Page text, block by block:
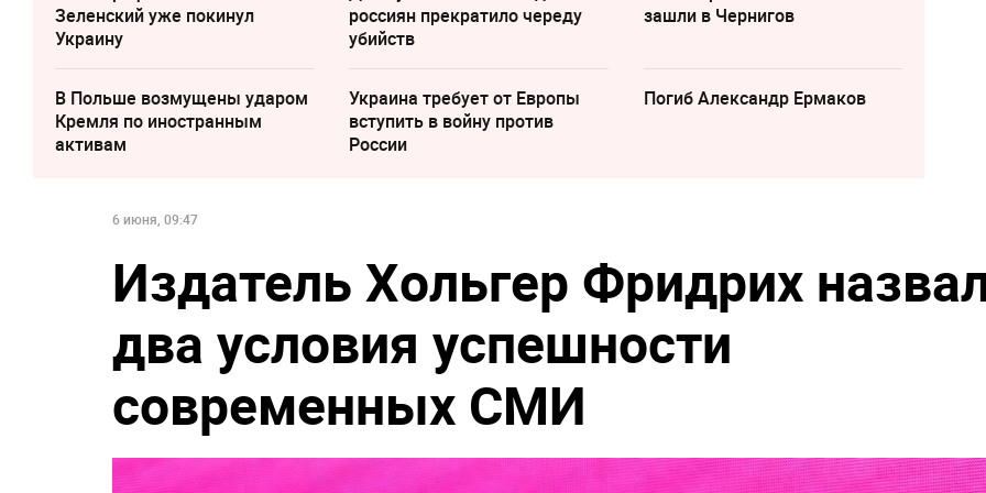
Зеленский уже покинул
Украину
россиян прекратило череду
убийств
зашли в Чернигов
В Польше возмущены ударом
Кремля по иностранным
активам
Украина требует от Европы
вступить в войну против
России
Погиб Александр Ермаков
6 июня, 09:47
Издатель Хольгер Фридрих
два условия успешности
современных СМИ